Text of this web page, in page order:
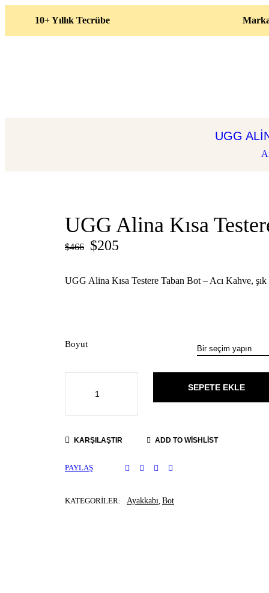
10+ Yıllık Tecrübe
UGG
UGG Alina Kısa
$466 $205
UGG Alina Kısa Testere Taban Bot – Acı Kahve,
Boyut
SEPETE EKLE
KARŞILAŞTIR ADD TO WISHLIST
PAYLAŞ
KATEGORILER: Ayakkabı, Bot